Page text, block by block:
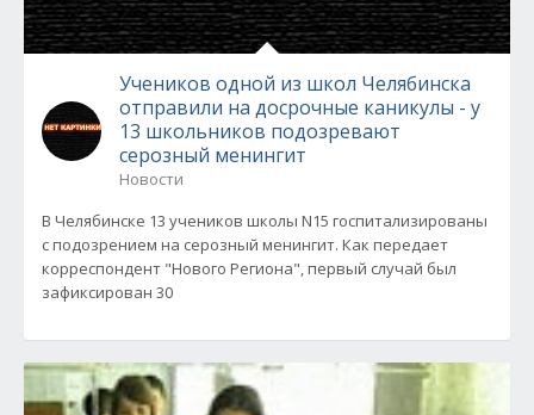
Учеников одной из школ Челябинска
отправили на досрочные каникулы - у
13 школьников подозревают
серозный менингит
Новости
В Челябинске 13 учеников школы N15 госпитализированы
с подозрением на серозный менингит. Как передает
корреспондент "Нового Региона", первый случай был
зафиксирован 30